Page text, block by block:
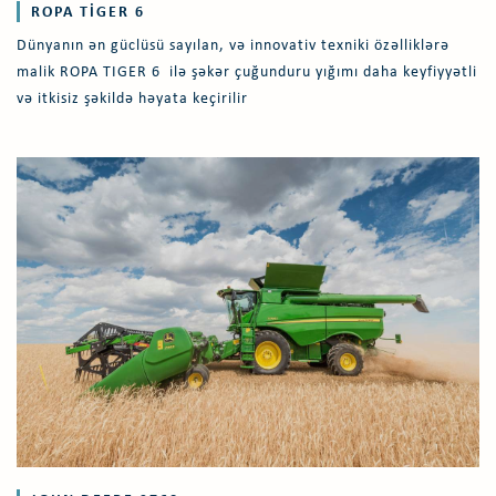
ROPA TIGER 6
Dünyanın ən güclüsü sayılan, və innovativ texniki özəlliklərə
malik ROPA TIGER 6 ilə şəkər çuğunduru yığımı daha keyfiyyətli
və itkisiz şəkildə həyata keçirilir